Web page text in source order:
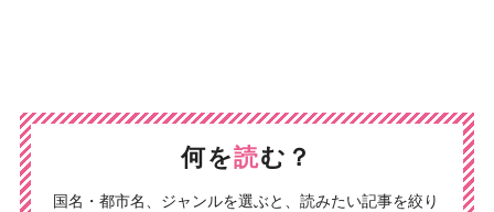
何を読む？
国名・都市名、ジャンルを選ぶと、読みたい記事を絞り